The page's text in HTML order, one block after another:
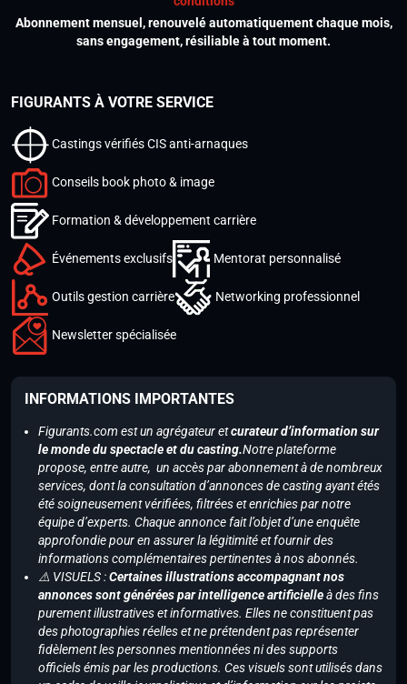
Abonnement mensuel, renouvelé automatiquement chaque mois,
sans engagement, résiliable à tout moment.
FIGURANTS À VOTRE SERVICE
Castings vérifiés CIS anti-arnaques
Conseils book photo & image
Formation & développement carrière
Événements exclusifs Mentorat personnalisé
Outils gestion carrière Networking professionnel
Newsletter spécialisée
INFORMATIONS IMPORTANTES
Figurants.com est un agrégateur etcurateur d’information sur
le monde du spectacle et du casting.Notre plateforme
propose, entre autre, un accès par abonnement à de nombreux
services, dont la consultation d’annonces de casting ayant étés
été soigneusement vérifiées, filtrées et enrichies par notre
équipe d’experts. Chaque annonce fait l’objet d’une enquête
approfondie pour en assurer la légitimité et fournir des
informations complémentaires pertinentes à nos abonnés.
⚠️ VISUELS :Certaines illustrations accompagnant nos
annonces sont générées par intelligence artificielleà des fins
purement illustratives et informatives. Elles ne constituent pas
des photographies réelles et ne prétendent pas représenter
fidèlement les personnes mentionnées ni des supports
officiels émis par les productions. Ces visuels sont utilisés dans